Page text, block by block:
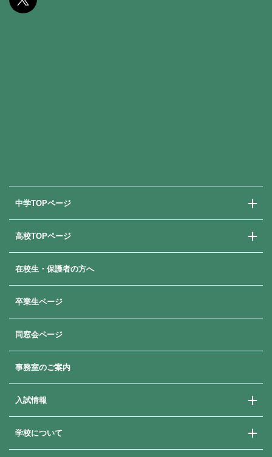
中学TOPページ
中学校での学び
高校TOPページ
高校での学び
在校生・保護者の方へ
卒業生ページ
同窓会ページ
事務室のご案内
入試情報
学校説明会
学校について